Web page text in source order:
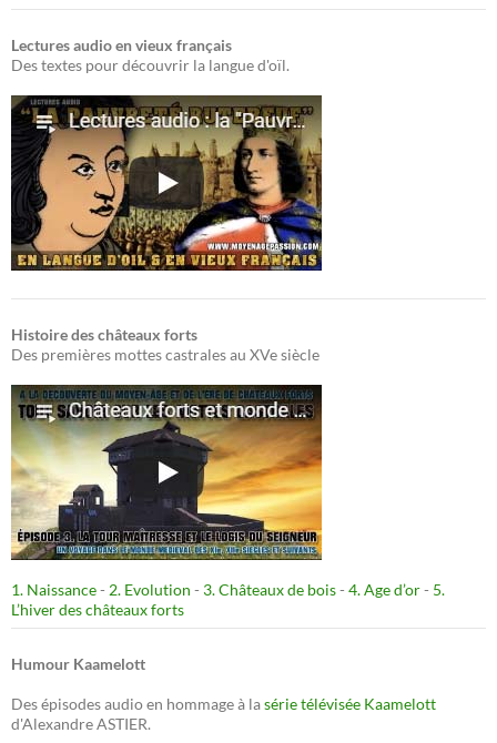
Lectures audio en vieux français
Des textes pour découvrir la langue d'oïl.
Histoire des châteaux forts
Des premières mottes castrales au XVe siècle
1. Naissance- 2. Evolution - 3. Châteaux de bois- 4. Age d’or- 5.
L’hiver des châteaux forts
Humour Kaamelott
Des épisodes audio en hommage à lasérie télévisée Kaamelott
d'Alexandre ASTIER.